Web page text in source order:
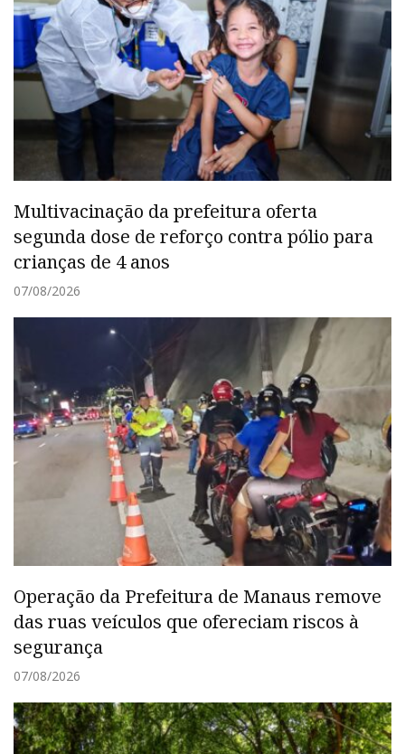
Multivacinação da prefeitura oferta
segunda dose de reforço contra pólio para
crianças de 4 anos
07/08/2026
Operação da Prefeitura de Manaus remove
das ruas veículos que ofereciam riscos à
segurança
07/08/2026